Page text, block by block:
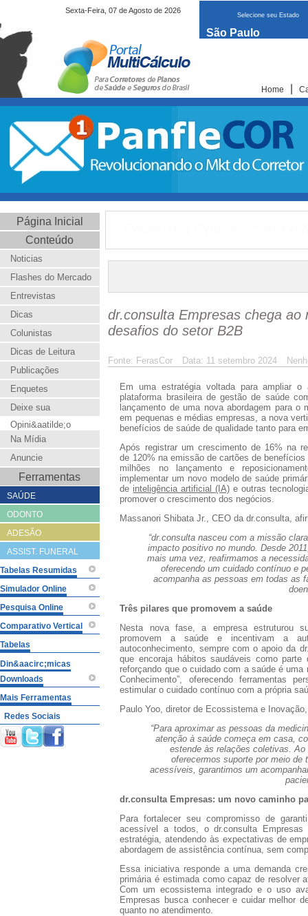
Selecione seu Estado
São Paulo
Home
Sexta-Feira, 07 de Agosto de 2026
Página Inicial
Conteúdo
Noticias
Flashes do Mercado
Entrevistas
Dicas
Colunistas
Dicas de Leitura
Publicações
Enquetes
Deixe sua
Opini&aatilde;o
Na Mídia
Anuncie
Ferramentas
SAÚDE
ODONTO
ADESÃO
ASSIST. FUNERAL
Tabelas Resumidas
Simulador Online
Pesquisa Online
Comparativo Vertical
Tabelas
Din&aacirc;micas
Downloads
Mais Ferramentas
Redes Sociais
dr.consulta Empresas chega ao
desafios do setor B2B
Fonte: FerasCor Data: 11 setembro 2024
Em uma estratégia voltada para ampliar
plataforma brasileira de gestão de saúde
lançamento de uma nova abordagem para
em pequenas e médias empresas, a nova
benefícios de saúde de qualidade tanto para
Após registrar um crescimento de 16% na
de 120% na emissão de cartões de
milhões no lançamento e
implementar um novo modelo de saúde
de inteligência artificial (IA) e outras
promover o crescimento dos negócios.
Massanori Shibata Jr., CEO da dr.consulta,
“dr.consulta nasceu com a missão
impacto positivo no mundo. Desde
mais uma vez, reafirmamos a
oferecendo um cuidado contínuo e
acompanha as pessoas em todas as
Três pilares que promovem a saúde
Nesta nova fase, a empresa estruturou
promovem a saúde e incentivam a
autoconhecimento, sempre com o apoio da
que encoraja hábitos saudáveis como
reforçando que o cuidado com a saúde é
Conhecimento”, oferecendo ferramentas
estimular o cuidado contínuo com a própria
Paulo Yoo, diretor de Ecossistema e
“Para aproximar as pessoas da
atenção à saúde começa em casa,
estende às relações coletivas.
oferecermos suporte por meio de
acessíveis, garantimos um
dr.consulta Empresas: um novo caminho
Para fortalecer seu compromisso de
acessível a todos, o dr.consulta
estratégia, atendendo às expectativas de
abordagem deassistência contínua, sem
Essa iniciativa responde a uma demanda
primária é estimada como capaz de resolver
Com um ecossistema integrado e o uso
Empresas busca conhecer e cuidar melhor
quanto no atendimento.